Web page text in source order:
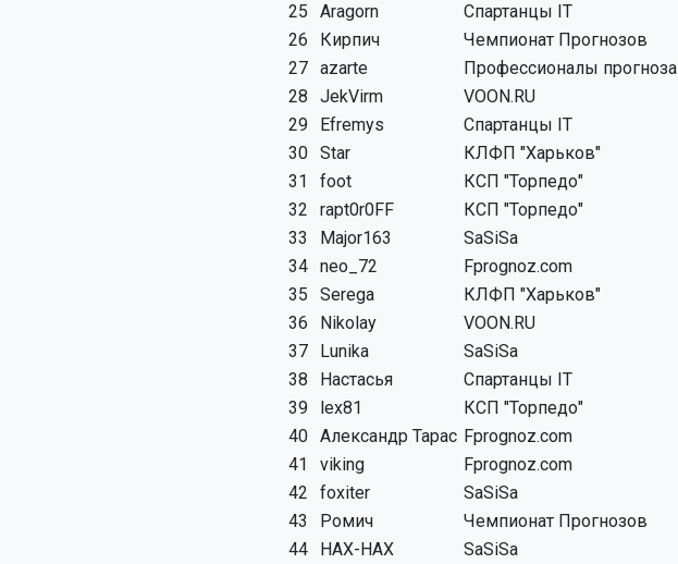
25
Aragorn Спартанцы IT
26
Кирпич Чемпионат Прогнозов
27 azarte Профессионалы прогноза
28
JekVirm VOON.RU
29
Efremys Спартанцы IT
30 Star КЛФП "Харьков"
31
foot КСП "Торпедо"
32
rapt0r0FF КСП "Торпедо"
33
Major163 SaSiSa
34 neo_72 Fprognoz.com
35
Serega КЛФП "Харьков"
36
Nikolay VOON.RU
37
Lunika SaSiSa
38
Настасья Спартанцы IT
39
lex81 КСП "Торпедо"
40 Александр Тарас Fprognoz.com
41
viking Fprognoz.com
42
foxiter SaSiSa
43
Ромич Чемпионат Прогнозов
44
HAX-HAX SaSiSa